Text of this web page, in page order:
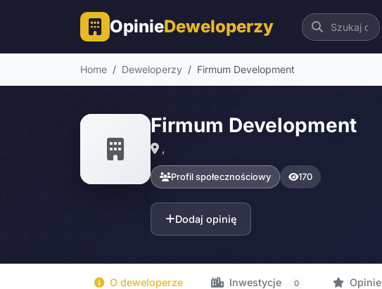
OpinieDeweloperzy
Home Deweloperzy Firmum Development
Firmum Development
,
Profil społecznościowy 170
Dodaj opinię
O deweloperze Inwestycje 0 Opinie